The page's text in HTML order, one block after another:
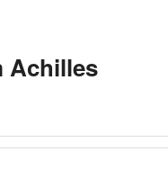
Achilles